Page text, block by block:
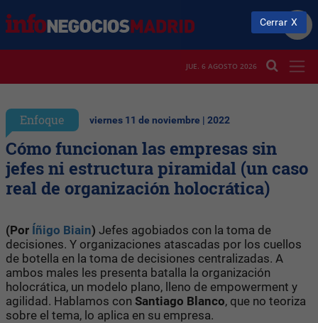
JUE. 6 AGOSTO 2026
Enfoque viernes 11 de noviembre | 2022
Cómo funcionan las empresas sin
jefes ni estructura piramidal (un caso
real de organización holocrática)
(Por Íñigo Biain) Jefes agobiados con la toma de
decisiones. Y organizaciones atascadas por los cuellos
de botella en la toma de decisiones centralizadas. A
ambos males les presenta batalla la organización
holocrática, un modelo plano, lleno de empowerment y
agilidad. Hablamos con Santiago Blanco, que no teoriza
sobre el tema, lo aplica en su empresa.
Cerrar